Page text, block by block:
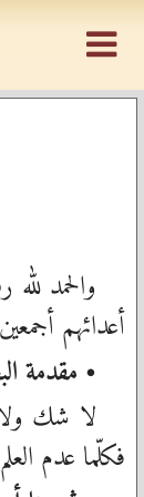
والحمد
أعدائهم
• مقدمة
لا شك
فكلّما عدم